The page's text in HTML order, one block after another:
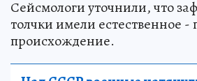
Сейсмологи уточнили, что
толчки имели естественное -
происхождение.